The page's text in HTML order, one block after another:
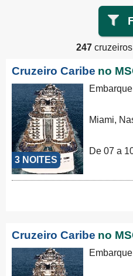
247
Cruzeiro Caribe no
3 NOITES
Miami,
De 07 a
Cruzeiro Caribe no